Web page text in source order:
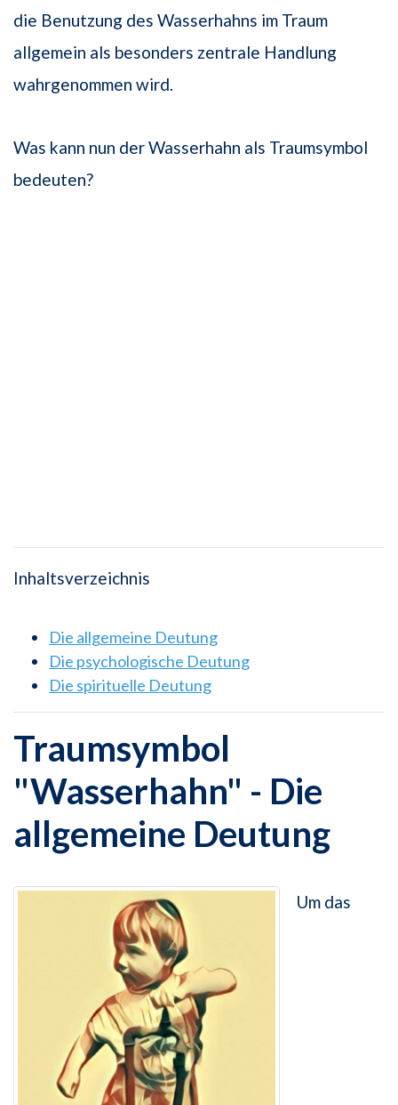
die Benutzung des Wasserhahns im Traum
allgemein als besonders zentrale Handlung
wahrgenommen wird.
Was kann nun der Wasserhahn als Traumsymbol
bedeuten?
Inhaltsverzeichnis
Die allgemeine Deutung
Die psychologische Deutung
Die spirituelle Deutung
Traumsymbol
"Wasserhahn" - Die
allgemeine Deutung
Um das